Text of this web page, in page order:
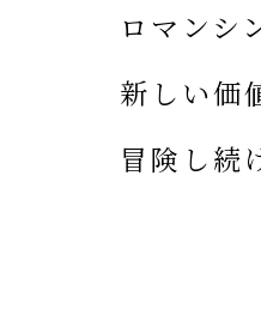
ロマンシ
新しい価
冒険し続